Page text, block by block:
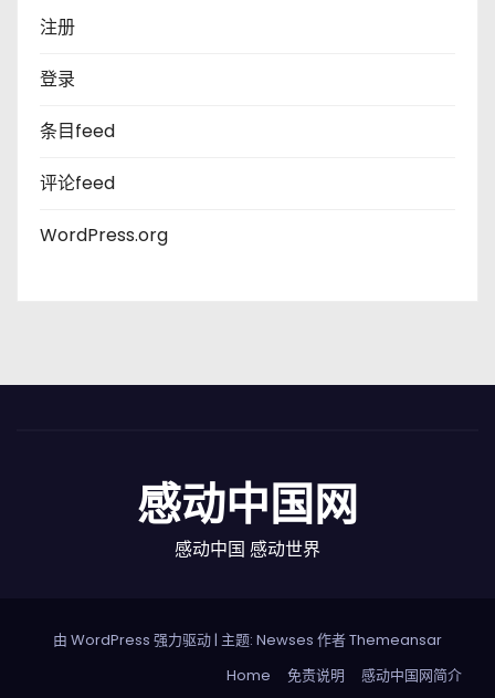
注册
登录
条目feed
评论feed
WordPress.org
感动中国网
感动中国 感动世界
由 WordPress 强力驱动| 主题: Newses 作者Themeansar
Home
免责说明 感动中国网简介